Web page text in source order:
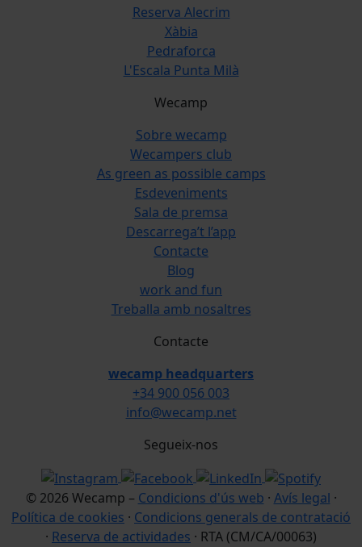
Reserva Alecrim
Xàbia
Pedraforca
L'Escala Punta Milà
Wecamp
Sobre wecamp
Wecampers club
As green as possible camps
Esdeveniments
Sala de premsa
Descarrega’t l’app
Contacte
Blog
work and fun
Treballa amb nosaltres
Contacte
wecamp headquarters
+34 900 056 003
info@wecamp.net
Segueix-nos
© 2026 Wecamp – Condicions d'ús web · Avís legal ·
Política de cookies · Condicions generals de contratació
· Reserva de actividades · RTA (CM/CA/00063)